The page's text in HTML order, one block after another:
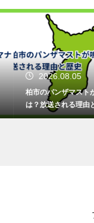
2026.08.05
柏市のパンザマストが鳴
は？放送される理由と歴